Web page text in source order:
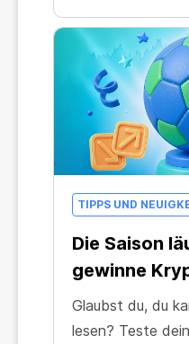
TIPPS UND
Die Saison
gewinne
Glaubst du, du
lesen? Teste